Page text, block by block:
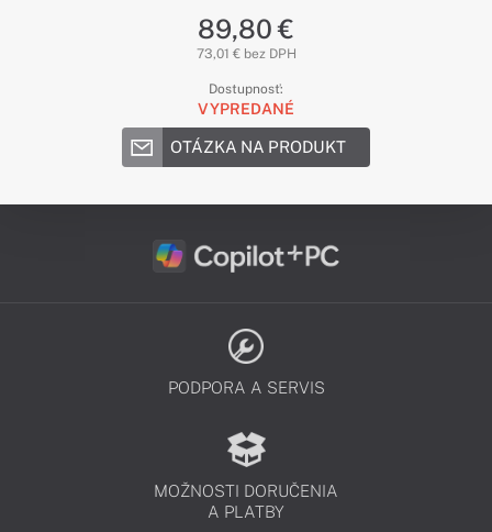
89,80 €
73,01 € bez DPH
Dostupnosť:
VYPREDANÉ
OTÁZKA NA PRODUKT
PODPORA A SERVIS
MOŽNOSTI DORUČENIA
A PLATBY